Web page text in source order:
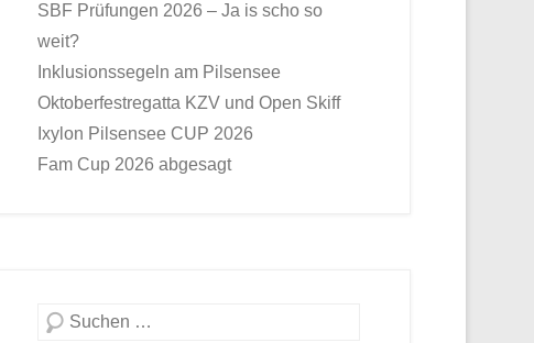
SBF Prüfungen 2026 – Ja is scho so
weit?
Inklusionssegeln am Pilsensee
Oktoberfestregatta KZV und Open Skiff
Ixylon Pilsensee CUP 2026
Fam Cup 2026 abgesagt
Suche